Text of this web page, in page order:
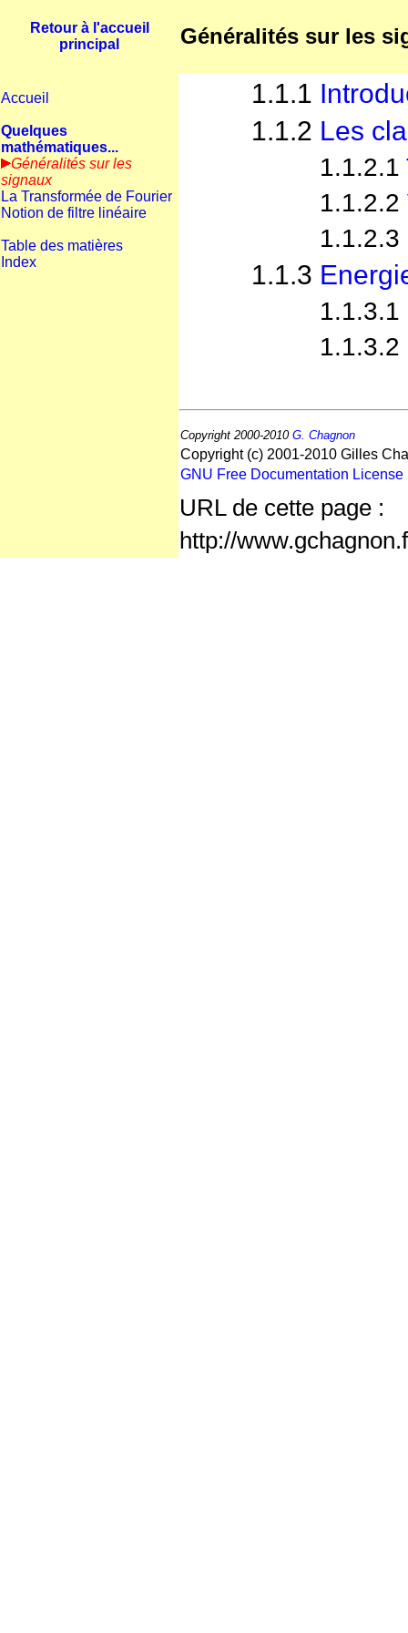
Retour à l'accueil
principal
Généralités sur les
Accueil
Quelques
mathématiques...
Généralités sur les
signaux
La Transformée de Fourier
Notion de filtre linéaire
Table des matières
Index
1.1.1
1.1.2 Les
1.1.2.1
1.1.2.2
1.1.2.3
1.1.3
1.1.3.1
1.1.3.2
Copyright 2000-2010 G. Chagnon
Copyright (c) 2001-2010 Gilles
GNU Free Documentation License
URL de cette page :
http://